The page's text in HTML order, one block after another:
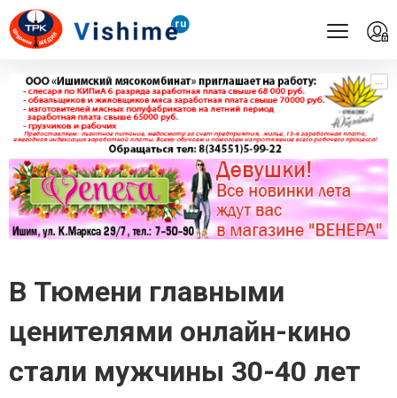
...
...
В Тюмени главными
ценителями онлайн-кино
стали мужчины 30-40 лет